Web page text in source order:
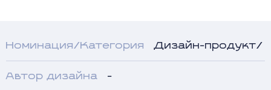
Номинация/Категория Дизайн-продукт/
Автор дизайна -